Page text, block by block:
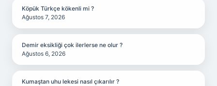
Köpük Türkçe kökenli mi ?
Ağustos 7, 2026
Demir eksikliği çok ilerlerse ne olur ?
Ağustos 6, 2026
Kumaştan uhu lekesi nasıl çıkarılır ?